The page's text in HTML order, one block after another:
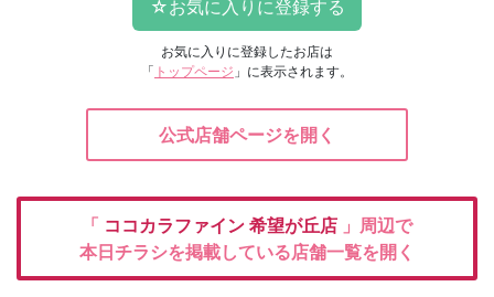
お気に入りに登録したお店は
「 トップページ 」に表示されます。
公式店舗ページを開く
「 ココカラファイン 希望が丘店 」周辺で
本日チラシを掲載している店舗一覧を開く